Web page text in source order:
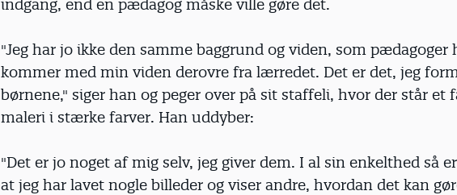
indgang, end en pædagog måske ville gøre det.
"Jeg har jo ikke den samme baggrund og viden, som pædagoger
kommer med min viden derovre fra lærredet. Det er det, jeg
børnene," siger han og peger over på sit staffeli, hvor der står et
maleri i stærke farver. Han uddyber:
"Det er jo noget af mig selv, jeg giver dem. I al sin enkelthed så
at jeg har lavet nogle billeder og viser andre, hvordan det kan